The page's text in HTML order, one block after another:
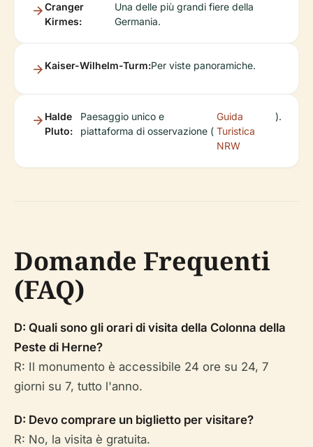
Cranger
Kirmes:
Una delle più grandi fiere della
Germania.
Kaiser-Wilhelm-Turm:Per viste panoramiche.
Halde
Pluto:
Paesaggio unico e
piattaforma di osservazione (
Guida
Turistica
NRW
).
Domande Frequenti
(FAQ)
D: Quali sono gli orari di visita della Colonna della
Peste di Herne?
R: Il monumento è accessibile 24 ore su 24, 7
giorni su 7, tutto l'anno.
D: Devo comprare un biglietto per visitare?
R: No, la visita è gratuita.